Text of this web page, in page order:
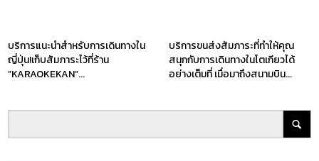
บริการแนะนำสำหรับการเดินทางใน
ญี่ปุ่น!เก็บสัมภาระไว้ที่ร้าน
”KARAOKEKAN”...
บริการขนส่งสัมภาระที่ทำให้คุณ
สนุกกับการเดินทางในโตเกียวได้
อย่างเต็มที่ เมื่อมาถึงสนามบิน...